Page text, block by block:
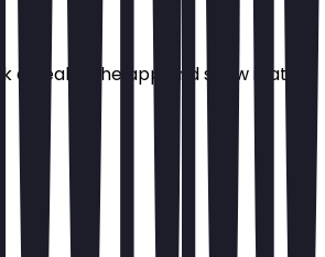
a deal in the app and show it at